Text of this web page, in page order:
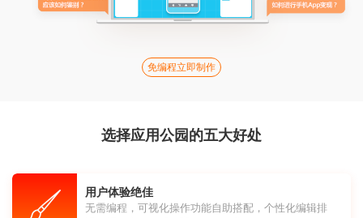
免编程立即制作
选择应用公园的五大好处
用户体验绝佳
无需编程，可视化操作功能自助搭配，个性化编辑排